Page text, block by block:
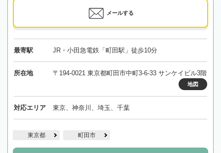
メールする
最寄駅 JR・小田急電鉄「町田駅」徒歩10分
所在地 〒194-0021 東京都町田市中町3-6-33 サンケイビル3階
地図
対応エリア 東京、神奈川、埼玉、千葉
東京都 町田市